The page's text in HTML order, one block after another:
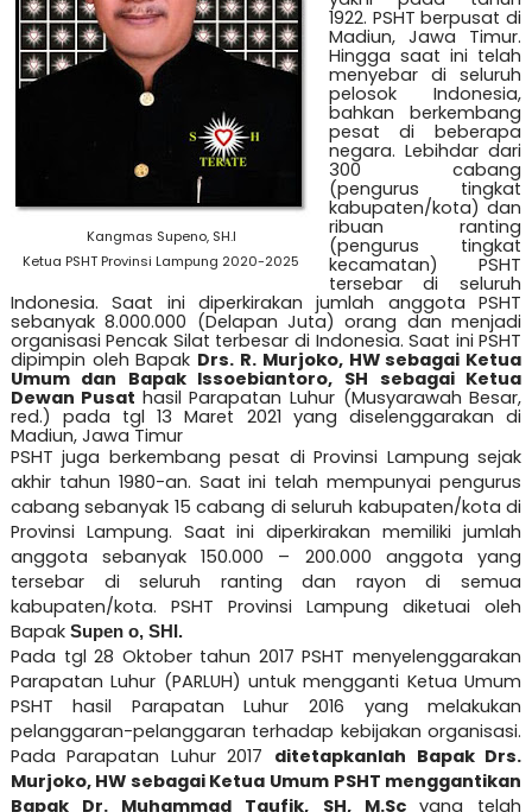
Kangmas Supeno, SH.I
Ketua PSHT Provinsi Lampung 2020-2025
1922. PSHT berpusat di
Madiun, Jawa Timur.
Hingga saat ini telah
menyebar di seluruh
pelosok Indonesia,
bahkan berkembang
pesat di beberapa
negara. Lebihdar dari
300 cabang
(pengurus tingkat
kabupaten/kota) dan
ribuan ranting
(pengurus tingkat
kecamatan) PSHT
tersebar di seluruh
Indonesia. Saat ini diperkirakan jumlah anggota PSHT
sebanyak 8.000.000 (Delapan Juta) orang dan menjadi
organisasi Pencak Silat terbesar di Indonesia. Saat ini PSHT
dipimpin oleh Bapak Drs. R. Murjoko, HW sebagai Ketua
Umum dan Bapak Issoebiantoro, SH sebagai Ketua
Dewan Pusat hasil Parapatan Luhur (Musyarawah Besar,
red.) pada tgl 13 Maret 2021 yang diselenggarakan di
Madiun, Jawa Timur
PSHT juga berkembang pesat di Provinsi Lampung sejak
akhir tahun 1980-an. Saat ini telah mempunyai pengurus
cabang sebanyak 15 cabang di seluruh kabupaten/kota di
Provinsi Lampung. Saat ini diperkirakan memiliki jumlah
anggota sebanyak 150.000 – 200.000 anggota yang
tersebar di seluruh ranting dan rayon di semua
kabupaten/kota. PSHT Provinsi Lampung diketuai oleh
Bapak Supen o, SHI.
Pada tgl 28 Oktober tahun 2017 PSHT menyelenggarakan
Parapatan Luhur (PARLUH) untuk mengganti Ketua Umum
PSHT hasil Parapatan Luhur 2016 yang melakukan
pelanggaran-pelanggaran terhadap kebijakan organisasi.
Pada Parapatan Luhur 2017 ditetapkanlah Bapak Drs.
Murjoko, HW sebagai Ketua Umum PSHT menggantikan
Bapak Dr. Muhammad Taufik, SH, M.Sc yang telah